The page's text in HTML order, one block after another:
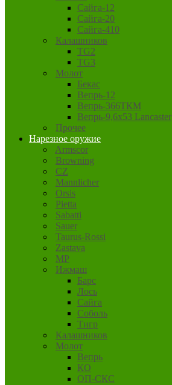
Сайга-12
Сайга-20
Сайга-410
Калашников
TG2
TG3
Молот
Бекас
Вепрь-12
Вепрь-366ТКМ
Вепрь-9,6х53 Lancaster
Прочее
Нарезное оружие
Armscor
Browning
CZ
Mannlicher
Orsis
Pietta
Sabatti
Sauer
Taurus-Rossi
Zastava
MP
Ижмаш
Барс
Лось
Сайга
Соболь
Тигр
Калашников
Молот
Вепрь
КО
ОП-СКС